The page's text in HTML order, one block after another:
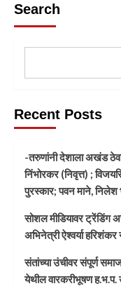
Search
Recent Posts
-तरुणांनी देशाला अखंड
निंभोरकर (निवृत्त) ;
पुरस्कार; पवन माने, निलेश
सोशल मीडियावर ट्रेंडिंग
अभिनेत्री ऐश्वर्या
संतांच्या उंचीवर संपूर्ण
येथील वारकरीभूषण ह.भ.प.